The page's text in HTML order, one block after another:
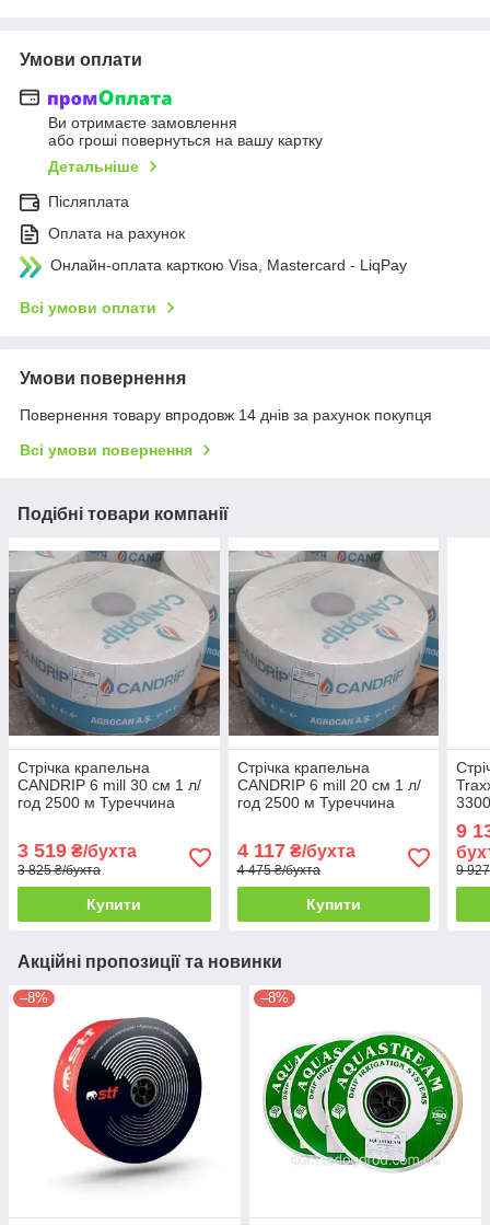
Умови оплати
Ви отримаєте замовлення
або гроші повернуться на вашу картку
Детальніше
Післяплата
Оплата на рахунок
Онлайн-оплата карткою Visa, Mastercard - LiqPay
Всі умови оплати
Умови повернення
Повернення товару впродовж 14 днів за рахунок покупця
Всі умови повернення
Подібні товари компанії
Стрічка крапельна
CANDRIP 6 mill 30 см 1 л/
год 2500 м Туреччина
3 519 ₴/бухта
3 825 ₴/бухта
Купити
Стрічка крапельна
CANDRIP 6 mill 20 см 1 л/
год 2500 м Туреччина
4 117₴/бухта
4 475 ₴/бухта
Купити
9
9
Акційні пропозиції та новинки
–8% –8%